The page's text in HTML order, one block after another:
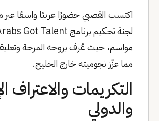
اكتسب القصبي حضورًا عربيًا واسعًا عبر
مواسم، حيث عُرف بروحه المرحة
مما عزّز نجوميته خارج الخليج.
التكريمات والاعتراف
والدولي